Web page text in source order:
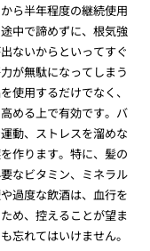
ら半年程度の継続使用
中で諦めずに、根気強
ないからといってすぐ
が無駄になってしまう
使用するだけでなく、
める上で有効です。バ
動、ストレスを溜めな
作ります。特に、髪の
なビタミン、ミネラル
過度な飲酒は、血行を
め、控えることが望ま
忘れてはいけません。